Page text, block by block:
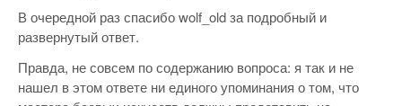
В очередной раз спасибо wolf_old за подробный и
развернутый ответ.
Правда, не совсем по содержанию вопроса: я так и не
нашел в этом ответе ни единого упоминания о том, что